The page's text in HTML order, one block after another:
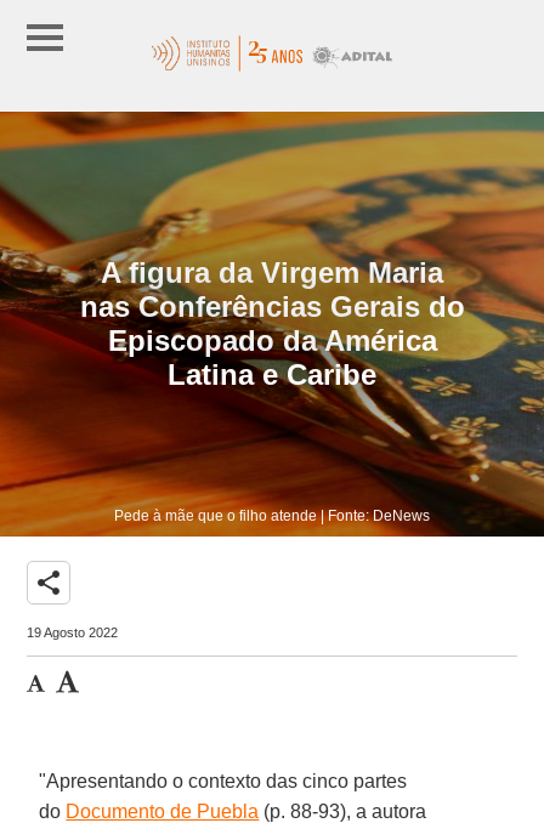
A figura da Virgem Maria
nas Conferências Gerais do
Episcopado da América
Latina e Caribe
Pede à mãe que o filho atende | Fonte: DeNews
share
19 Agosto 2022
"Apresentando o contexto das cinco partes
do Documento de Puebla (p. 88-93), a autora